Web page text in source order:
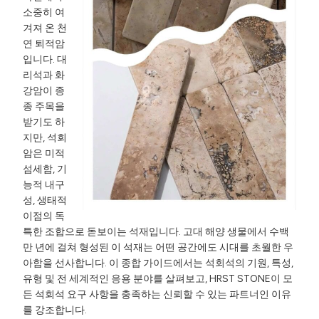
소중히 여
겨져 온 천
연 퇴적암
입니다. 대
리석과 화
강암이 종
종 주목을
받기도 하
지만, 석회
암은 미적
섬세함, 기
능적 내구
성, 생태적
이점의 독
특한 조합으로 돋보이는 석재입니다. 고대 해양 생물에서 수백
만 년에 걸쳐 형성된 이 석재는 어떤 공간에도 시대를 초월한 우
아함을 선사합니다. 이 종합 가이드에서는 석회석의 기원, 특성,
유형 및 전 세계적인 응용 분야를 살펴보고, HRST STONE이 모
든 석회석 요구 사항을 충족하는 신뢰할 수 있는 파트너인 이유
를 강조합니다.